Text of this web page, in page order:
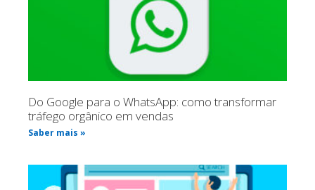
Do Google para o WhatsApp: como transformar
tráfego orgânico em vendas
Saber mais »